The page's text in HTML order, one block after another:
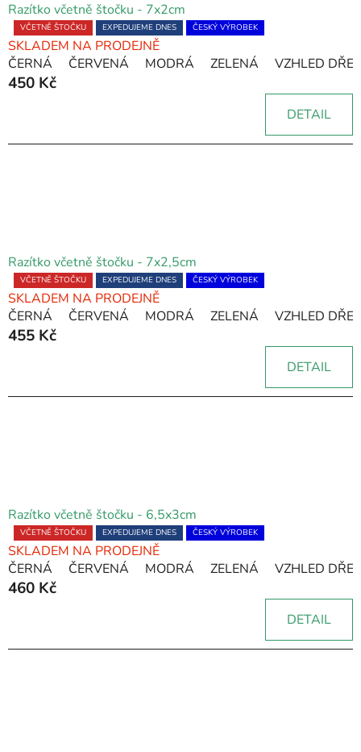
Razítko včetně štočku - 7x2cm
Průměrné
hodnocení
produktu
je
VČETNĚ ŠTOČKU EXPEDUJEME DNES ČESKÝ VÝROBEK
SKLADEM NA PRODEJNĚ
ČERNÁ
ČERVENÁ MODRÁ ZELENÁ VZHLED
450 Kč
DETAIL
Razítko včetně štočku - 7x2,5cm
Průměrné
hodnocení
produktu
je
VČETNĚ ŠTOČKU EXPEDUJEME DNES ČESKÝ VÝROBEK
SKLADEM NA PRODEJNĚ
ČERNÁ
ČERVENÁ MODRÁ ZELENÁ VZHLED
455 Kč
DETAIL
Razítko včetně štočku - 6,5x3cm
Průměrné
hodnocení
produktu
je
VČETNĚ ŠTOČKU EXPEDUJEME DNES ČESKÝ VÝROBEK
SKLADEM NA PRODEJNĚ
ČERNÁ
ČERVENÁ MODRÁ ZELENÁ VZHLED
460 Kč
DETAIL